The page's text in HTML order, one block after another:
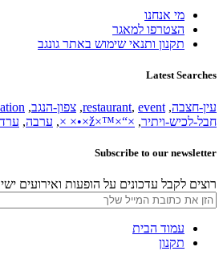
מי אנחנו
הצטרפו למאגר
תקנון ותנאי שימוש באתר גונגב
Latest Searches
עין-חצבה,
restaurant, event
, צפון-הנגב,
חבל-לכיש-ויתיר,
×“×™×ž×•× ×
, ערבה,
Subscribe to our newsletter
רוצים לקבל עדכונים על הופעות ואירועים
עמוד הבית
תקנון